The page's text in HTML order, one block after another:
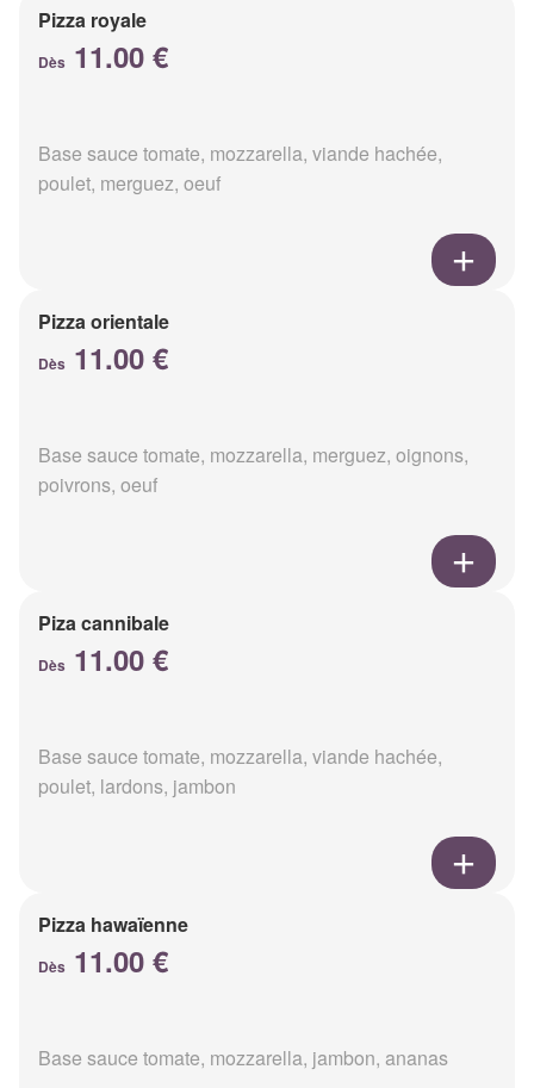
Pizza royale
Dès 11.00 €
Base sauce tomate, mozzarella, viande hachée,
poulet, merguez, oeuf
Pizza orientale
Dès 11.00 €
Base sauce tomate, mozzarella, merguez, oignons,
poivrons, oeuf
Piza cannibale
Dès 11.00 €
Base sauce tomate, mozzarella, viande hachée,
poulet, lardons, jambon
Pizza hawaïenne
Dès 11.00 €
Base sauce tomate, mozzarella, jambon, ananas